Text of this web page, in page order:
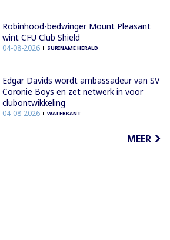
Robinhood-bedwinger Mount Pleasant
wint CFU Club Shield
04-08-2026 SURINAME HERALD
Edgar Davids wordt ambassadeur van SV
Coronie Boys en zet netwerk in voor
clubontwikkeling
04-08-2026 WATERKANT
MEER